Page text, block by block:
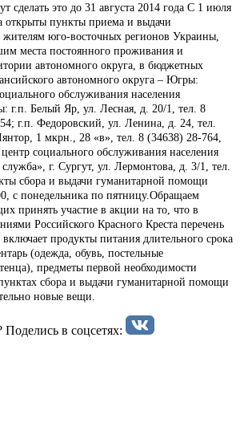
сделать это до 31 августа 2014 года С 1 июля
открыты пункты приема и выдачи
юго-восточных регионов Украины,
места постоянного проживания и
автономного округа, в бюджетных
автономного округа – Югры:
обслуживания населения
г.п. Белый Яр, ул. Лесная, д. 20/1, тел. 8
г.п. Федоровский, ул. Ленина, д. 24, тел.
1 мкрн., 28 «в», тел. 8 (34638) 28-764,
социального обслуживания населения
служба», г. Сургут, ул. Лермонтова, д. 3/1, тел.
сбора и выдачи гуманитарной помощи
с понедельника по пятницу.Обращаем
принять участие в акции на то, что в
Российского Красного Креста перечень
продукты питания длительного срока
(одежда, обувь, постельные
предметы первой необходимости
сбора и выдачи гуманитарной помощи
новые вещи.
Поделиcь в соцсетях: